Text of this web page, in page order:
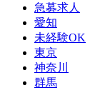
急募求人
愛知
未経験OK
東京
神奈川
群馬